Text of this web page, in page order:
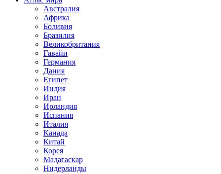
Австралия
Африка
Боливия
Бразилия
Великобритания
Гавайи
Германия
Дания
Египет
Индия
Иран
Ирландия
Испания
Италия
Канада
Китай
Корея
Мадагаскар
Нидерланды